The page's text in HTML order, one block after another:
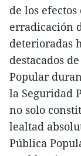
de los
erradicación
deterioradas
destacados
Popular
la Seguridad
no solo
lealtad
Pública